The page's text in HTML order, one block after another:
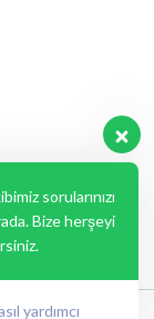
sorularınızı
Bize herşeyi
yardımcı